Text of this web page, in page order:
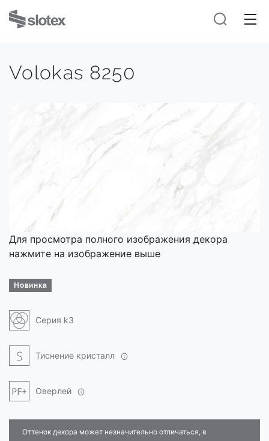
Volokas 8250
Для просмотра полного изображения декора
нажмите на изображение выше
Новинка
Серия k3
Тиснение кристалл
Оверлей
Оттенок декора может незначительно отличаться, в